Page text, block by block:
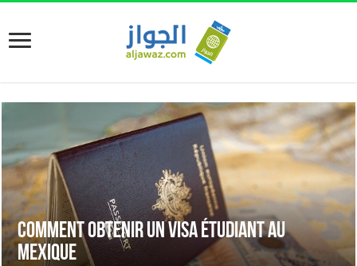
Comment obtenir un visa étudiant au
Mexique